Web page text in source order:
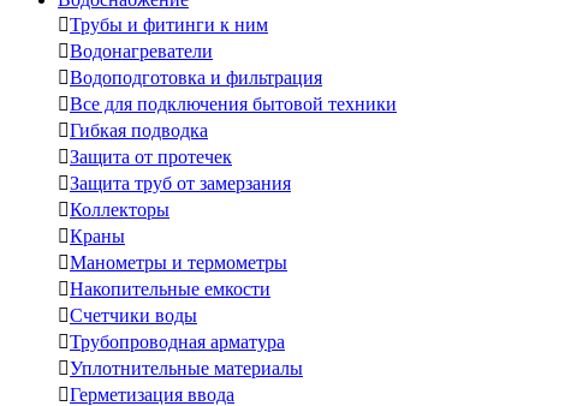
Трубы и фитинги к ним
Водонагреватели
Водоподготовка и фильтрация
Все для подключения бытовой техники
Гибкая подводка
Защита от протечек
Защита труб от замерзания
Коллекторы
Краны
Манометры и термометры
Накопительные емкости
Счетчики воды
Трубопроводная арматура
Уплотнительные материалы
Герметизация ввода